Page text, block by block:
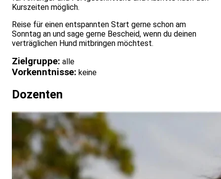
Kurszeiten möglich.
Reise für einen entspannten Start gerne schon am
Sonntag an und sage gerne Bescheid, wenn du deinen
verträglichen Hund mitbringen möchtest.
Zielgruppe: alle
Vorkenntnisse: keine
Dozenten